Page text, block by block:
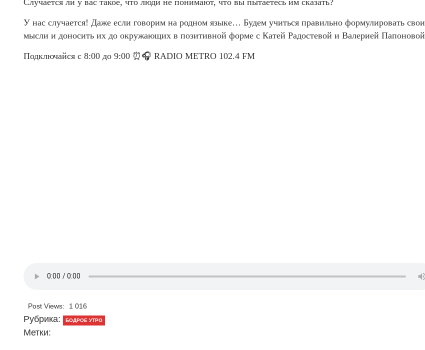
У нас случается! Даже если говорим на родном языке… Будем учиться правильно формулировать свои
мысли и доносить их до окружающих в позитивной форме с Катей Радостевой и Валерией Папоновой
Подключайся с 8:00 до 9:00 ⏰🎧 RADIO METRO 102.4 FM
Post Views: 1 016
Рубрика: БОДРОЕ УТРО
Метки: